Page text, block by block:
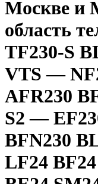
Москве и
область
TF230-S
VТS —
АFR230
S2 —
ВFN230
LF24